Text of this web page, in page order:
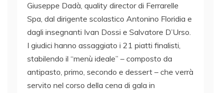
Giuseppe Dadà, quality director di Ferrarelle
Spa, dal dirigente scolastico Antonino Floridia e
dagli insegnanti Ivan Dossi e Salvatore D’Urso.
I giudici hanno assaggiato i 21 piatti finalisti,
stabilendo il “menù ideale” – composto da
antipasto, primo, secondo e dessert – che verrà
servito nel corso della cena di gala in